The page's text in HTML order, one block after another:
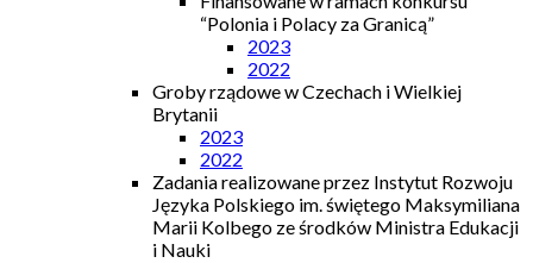
“Polonia i Polacy za Granicą”
2023
2022
Groby rządowe w Czechach i Wielkiej
Brytanii
2023
2022
Zadania realizowane przez Instytut Rozwoju
Języka Polskiego im. świętego Maksymiliana
Marii Kolbego ze środków Ministra Edukacji
i Nauki